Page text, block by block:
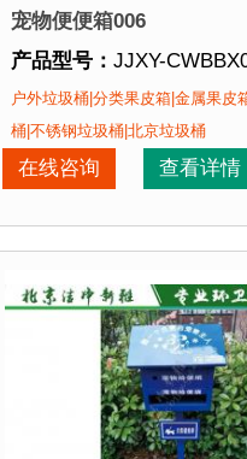
，增添城市色彩。3、
染。2、产品在视觉上
宠物便便箱006
产品型号：JJXY-
产品规格：
产品材质：钢板喷塑
产品周期：现货产品 即拍
产品特点：
1、材料环保
户外垃圾桶|分类果皮箱|金属果皮
桶|不锈钢垃圾桶|北京垃圾桶
在线咨询 查看详情